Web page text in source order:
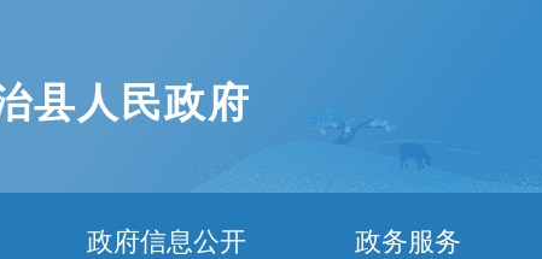
县人民政府
政府信息公开 政务服务